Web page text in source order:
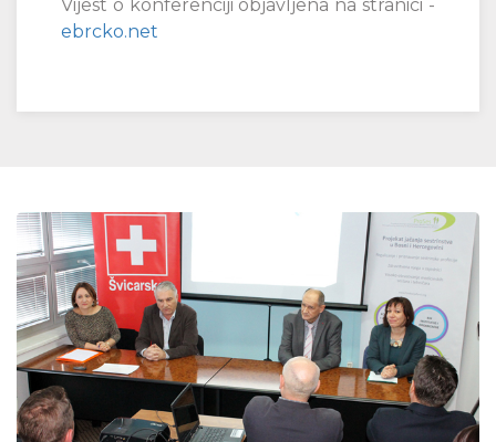
Vijest o konferenciji objavljena na stranici -
ebrcko.net